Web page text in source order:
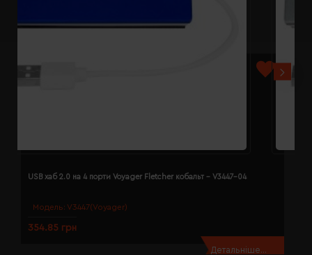
Модель: V3447(Voyager)
USB хаб 2.0 на 4 порти Voyager Fletcher кобальт - V3447-04
354.85 грн
Детальніше...